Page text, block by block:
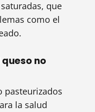
que
como el
no
pasteurizados
la salud